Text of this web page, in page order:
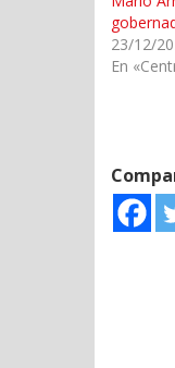
23/12/
En